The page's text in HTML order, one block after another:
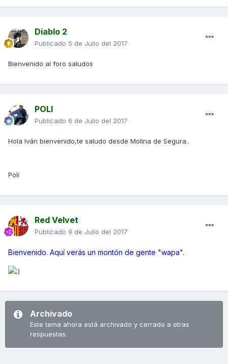
Diablo 2
Publicado 5 de Julio del 2017
Bienvenido al foro saludos
POLI
Publicado 6 de Julio del 2017
Hola Iván bienvenido,te saludo desde Molina de Segura..
Poli
Red Velvet
Publicado 9 de Julio del 2017
Bienvenido. Aquí verás un montón de gente "wapa".
Archivado
Este tema ahora está archivado y cerrado a otras
respuestas.